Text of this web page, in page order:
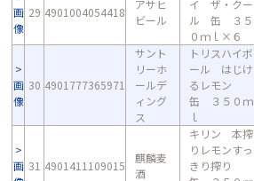
画
像
29 4901004054418
アサヒ
ビール
イ ザ・クー
ル 缶 ３５
０ｍｌ×６
画
像
30 4901777365971
サント
リーホ
ールデ
ィング
ス
トリスハイボ
ール はじけ
るレモン
缶 ３５０ｍ
ｌ
画 31 4901411109015
麒麟麦
酒
キリン 本搾
りレモンすっ
きり搾り